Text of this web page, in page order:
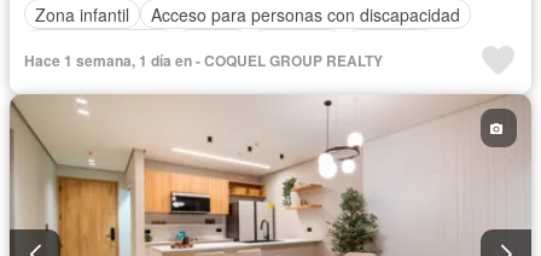
Zona infantil
Acceso para personas con discapacidad
Gas natural
Seguridad Piscina Agua
Hace 1 semana, 1 día en - COQUEL GROUP REALTY